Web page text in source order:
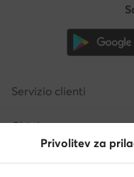
Servizio clienti
Chi siamo
Informazioni
Privolitev za